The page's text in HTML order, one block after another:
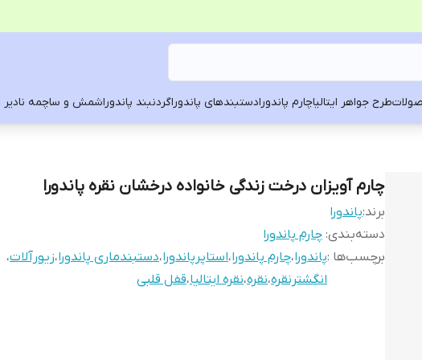
طرح جواهر ایتالیاچارم پاندورادستبندهای پاندوراگردنبند پاندوراشمش و ساچمه نادیر
چارم آویزان درخت زندگی خانواده درخشان نقره پاندورا
برند:پاندورا
دسته‌بندی: چارم پاندورا
برچسب‌ها :پاندورا،چارم پاندورا،استاپرپاندورا،دستبندماری پاندورا،زیورآلات،
انگشترنقره،نقره،نقره ایتالیا،قفل قلبی